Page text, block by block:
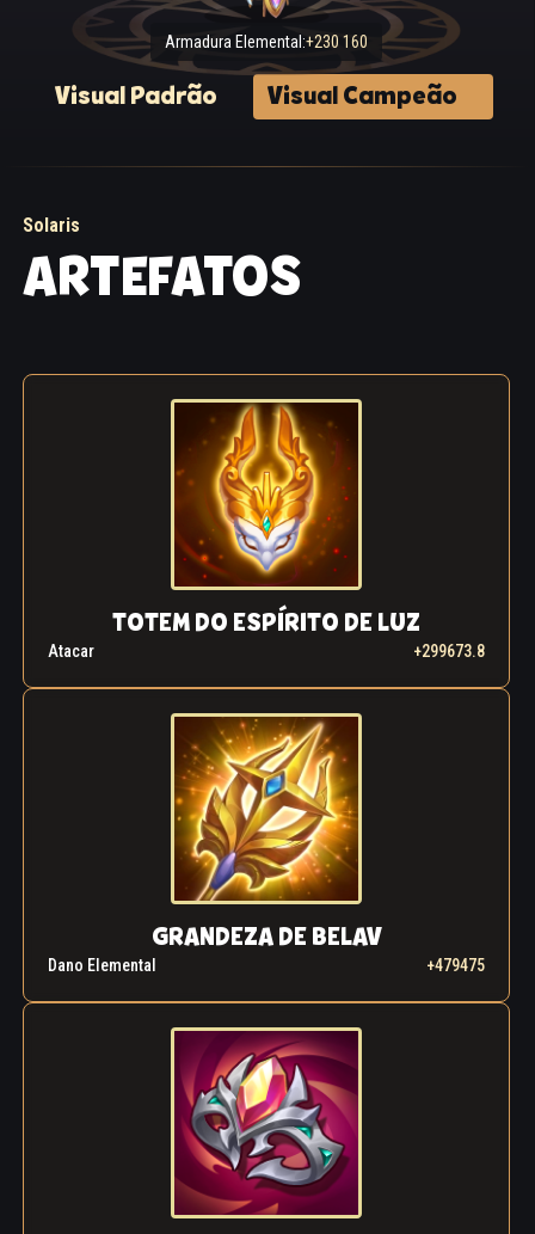
Armadura Elemental:+230 160
Visual Padrão Visual Campeão
Solaris
ARTEFATOS
TOTEM DO ESPÍRITO DE LUZ
Atacar +299673.8
GRANDEZA DE BELAV
Dano Elemental +479475